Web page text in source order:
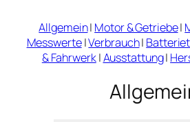
Allgemein| Motor & Getriebe|
Messwerte|Verbrauch|
& Fahrwerk|Ausstattung|